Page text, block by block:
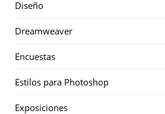
Diseño
Dreamweaver
Encuestas
Estilos para Photoshop
Exposiciones